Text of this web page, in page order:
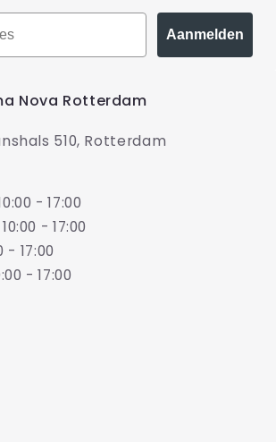
Aanmelden
Nova Rotterdam
510, Rotterdam
- 17:00
- 17:00
- 17:00
- 17:00